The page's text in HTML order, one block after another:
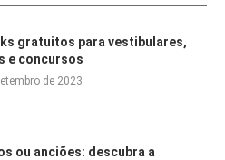
gratuitos para vestibulares,
e concursos
de 2023
ou anciões: descubra a